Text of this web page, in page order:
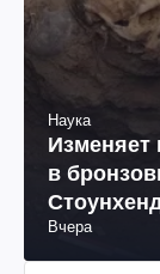
Наука
Изменяет
в
Вчера